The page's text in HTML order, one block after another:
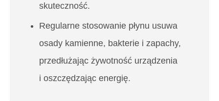
skuteczność.
Regularne stosowanie płynu usuwa
osady kamienne, bakterie i zapachy,
przedłużając żywotność urządzenia
i oszczędzając energię.